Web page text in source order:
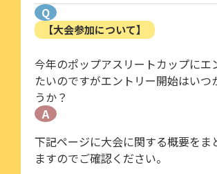
Q
【大会参加について】
今年のポップアスリートカップにエ
たいのですがエントリー開始はいつ
うか？
A
下記ページに大会に関する概要をま
ますのでご確認ください。